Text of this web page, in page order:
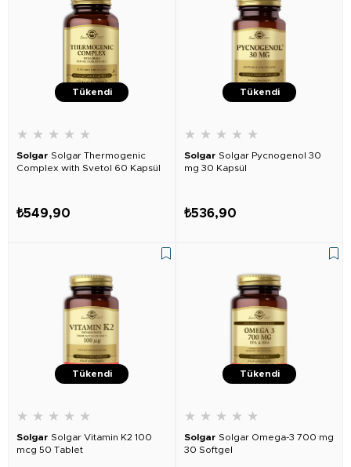
Tükendi
★ ★ ★ ★ ★
Solgar Solgar Thermogenic
Complex with Svetol 60 Kapsül
₺549,90
Tükendi
★ ★ ★ ★ ★
Solgar Solgar Pycnogenol 30
mg 30 Kapsül
₺536,90
Tükendi
★ ★ ★ ★ ★
Solgar Solgar Vitamin K2 100
mcg 50 Tablet
Tükendi
★ ★ ★ ★ ★
Solgar Solgar Omega-3 700 mg
30 Softgel